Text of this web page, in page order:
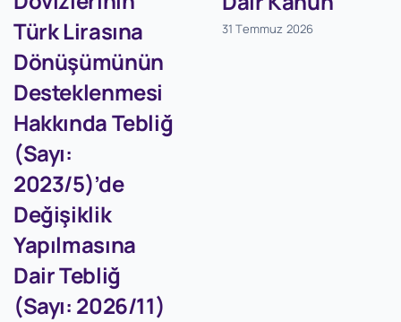
Türk Lirasına
Dönüşümünün
Desteklenmesi
Hakkında Tebliğ
(Sayı:
2023/5)’de
Değişiklik
Yapılmasına
Dair Tebliğ
(Sayı: 2026/11)
31 Temmuz 2026